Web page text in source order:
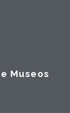
Museos